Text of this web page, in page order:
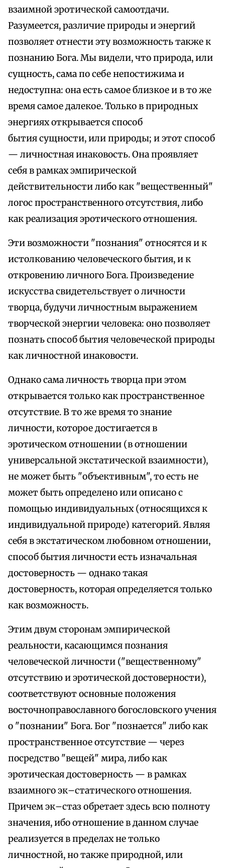
взаимной эротической самоотдачи.
Разумеется, различие природы и энергий
позволяет отнести эту возможность также к
познанию Бога. Мы видели, что природа, или
сущность, сама по себе непостижима и
недоступна: она есть самое близкое и в то же
время самое далекое. Только в природных
энергиях открывается способ
бытия сущности, или природы; и этот способ
— личностная инаковость. Она проявляет
себя в рамках эмпирической
действительности либо как "вещественный"
логос пространственного отсутствия, либо
как реализация эротического отношения.
Эти возможности "познания" относятся и к
истолкованию человеческого бытия, и к
откровению личного Бога. Произведение
искусства свидетельствует о личности
творца, будучи личностным выражением
творческой энергии человека: оно позволяет
познать способ бытия человеческой природы
как личностной инаковости.
Однако сама личность творца при этом
открывается только как пространственное
отсутствие. В то же время то знание
личности, которое достигается в
эротическом отношении (в отношении
универсальной экстатической взаимности),
не может быть "объективным", то есть не
может быть определено или описано с
помощью индивидуальных (относящихся к
индивидуальной природе) категорий. Являя
себя в экстатическом любовном отношении,
способ бытия личности есть изначальная
достоверность — однако такая
достоверность, которая определяется только
как возможность.
Этим двум сторонам эмпирической
реальности, касающимся познания
человеческой личности ("вещественному"
отсутствию и эротической достоверности),
соответствуют основные положения
восточноправославного богословского учения
о "познании" Бога. Бог "познается" либо как
пространственное отсутствие — через
посредство "вещей" мира, либо как
эротическая достоверность — в рамках
взаимного эк–статического отношения.
Причем эк–стаз обретает здесь всю полноту
значения, ибо отношение в данном случае
реализуется в пределах не только
личностной, но также природной, или